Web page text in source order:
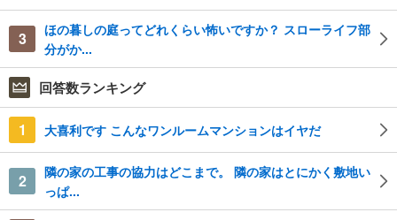
3
ほの暮しの庭ってどれくらい怖いですか？ スローライフ部
分がか...
回答数ランキング
1 大喜利です こんなワンルームマンションはイヤだ
2
隣の家の工事の協力はどこまで。 隣の家はとにかく敷地い
っぱ...